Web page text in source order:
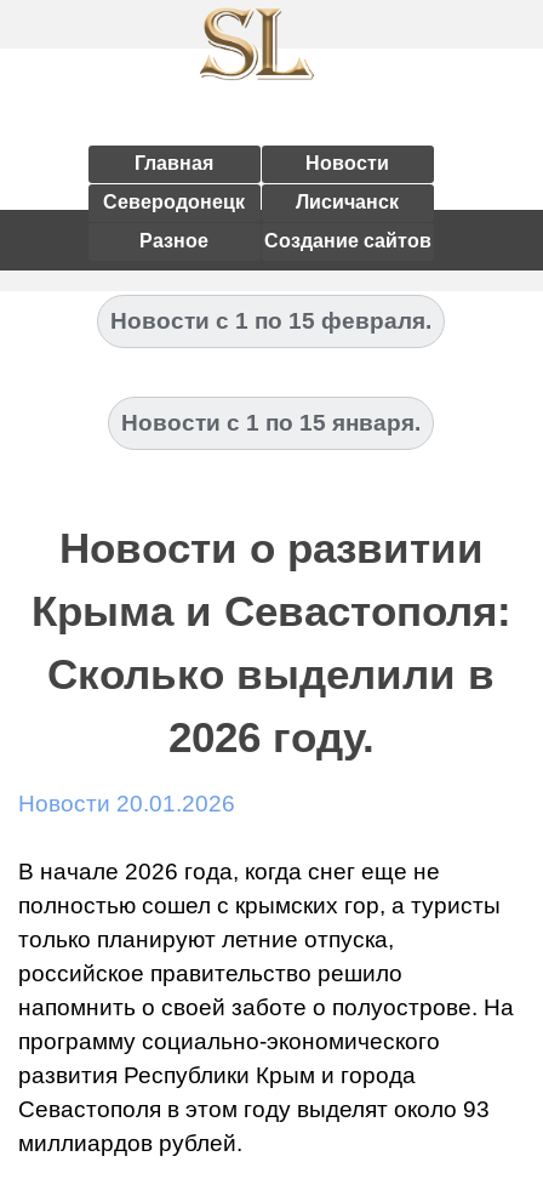
Главная
Новости
Северодонецк
Лисичанск
Разное
Создание сайтов
Новости с 1 по 15 февраля.
Новости с 1 по 15 января.
Новости о развитии
Крыма и Севастополя:
Сколько выделили в
2026 году.
Новости 20.01.2026
В начале 2026 года, когда снег еще не
полностью сошел с крымских гор, а туристы
только планируют летние отпуска,
российское правительство решило
напомнить о своей заботе о полуострове. На
программу социально-экономического
развития Республики Крым и города
Севастополя в этом году выделят около 93
миллиардов рублей.